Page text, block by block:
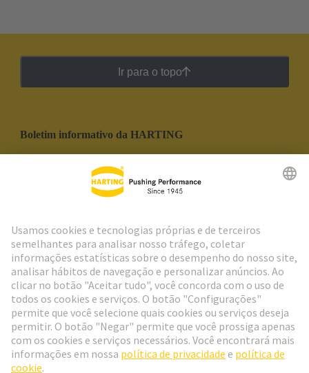
Ir para o topo
Boletim informativo da HARTING
Social Media
Portugal Português